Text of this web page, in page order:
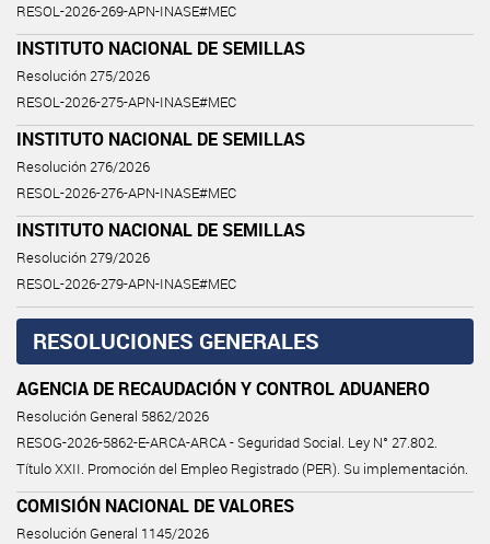
RESOL-2026-269-APN-INASE#MEC
INSTITUTO NACIONAL DE SEMILLAS
Resolución 275/2026
RESOL-2026-275-APN-INASE#MEC
INSTITUTO NACIONAL DE SEMILLAS
Resolución 276/2026
RESOL-2026-276-APN-INASE#MEC
INSTITUTO NACIONAL DE SEMILLAS
Resolución 279/2026
RESOL-2026-279-APN-INASE#MEC
RESOLUCIONES GENERALES
AGENCIA DE RECAUDACIÓN Y CONTROL ADUANERO
Resolución General 5862/2026
RESOG-2026-5862-E-ARCA-ARCA - Seguridad Social. Ley N° 27.802.
Título XXII. Promoción del Empleo Registrado (PER). Su implementación.
COMISIÓN NACIONAL DE VALORES
Resolución General 1145/2026